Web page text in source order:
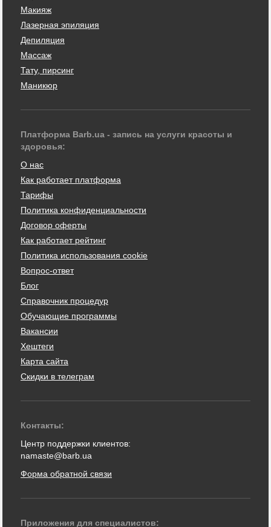
Макияж
Лазерная эпиляция
Депиляция
Массаж
Тату, пирсинг
Маникюр
Платформа Barb.ua - запись на услуги красоты и
здоровья:
О нас
Как работает платформа
Тарифы
Политика конфиденциальности
Договор оферты
Как работает рейтинг
Политика использования cookie
Вопрос-ответ
Блог
Справочник процедур
Обучающие программы
Вакансии
Хештеги
Карта сайта
Скидки в телеграм
Контакты:
Центр поддержки клиентов:
namaste@barb.ua
Форма обратной связи
Приложения для специалистов: